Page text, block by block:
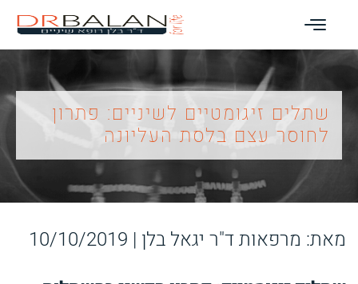
שתלים זיגומטיים לשיניים: פתרון
לחוסר עצם בלסת העליונה
מאת: מרפאות ד"ר יגאל בלן | 10/10/2019